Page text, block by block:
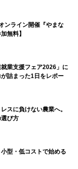
ンライン開催『やまな
無料】
業支援フェア2026」に
詰まった1日をレポー
スに負けない農業へ。
び方
型・低コストで始める